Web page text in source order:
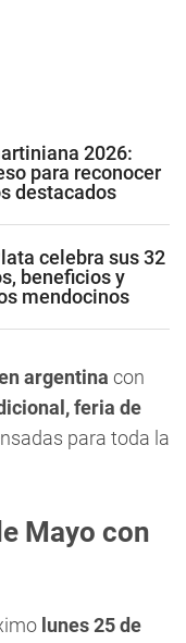
2026:
para reconocer
destacados
celebra sus 32
beneficios y
mendocinos
argentina con
feria de
para toda la
Mayo con
lunes 25 de